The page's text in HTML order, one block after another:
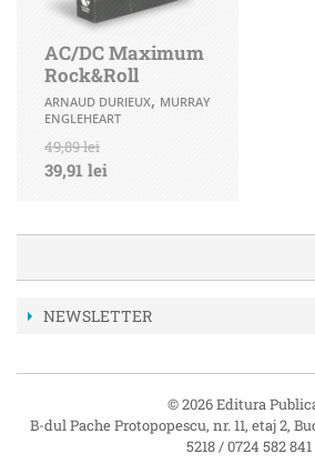
AC/DC Maximum
Rock&Roll
ARNAUD DURIEUX, MURRAY
ENGLEHEART
49,89 lei
39,91 lei
NEWSLETTER
© 2026 Editura
B-dul Pache Protopopescu, nr. 11, etaj 2,
5218 / 0724 582 841